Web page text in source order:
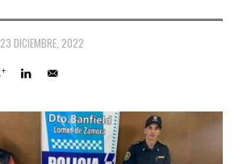
23 DICIEMBRE, 2022